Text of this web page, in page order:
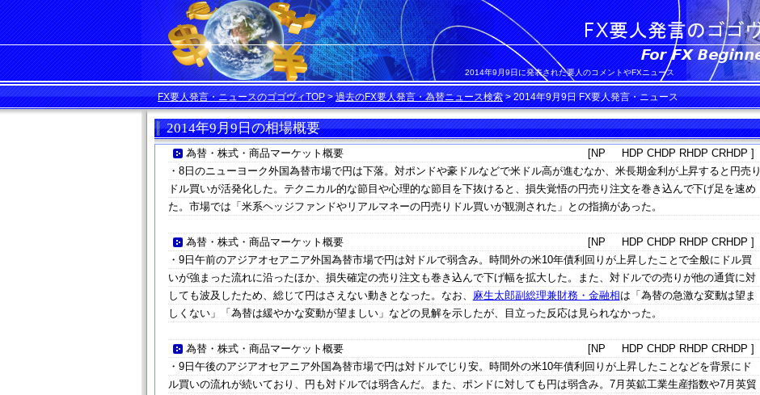
2014年9月9日に発表された要人のコメントやFXニュース
FX要人発言・ニュースのゴゴヴィTOP>過去のFX要人発言・為替ニュース検索>2014年9月9日 FX要人発言・ニュース
2014年9月9日の相場概要
為替・株式・商品マーケット概要
[NP HDP CHDP RHDP CRHDP ]
・8日のニューヨーク外国為替市場で円は下落。対ポンドや豪ドルなどで米ドル高が進むなか、米長期金利が上昇すると円売り
ドル買いが活発化した。テクニカル的な節目や心理的な節目を下抜けると、損失覚悟の円売り注文を巻き込んで下げ足を速め
た。市場では「米系ヘッジファンドやリアルマネーの円売りドル買いが観測された」との指摘があった。
為替・株式・商品マーケット概要
[NP HDP CHDP RHDP CRHDP ]
・9日午前のアジアオセアニア外国為替市場で円は対ドルで弱含み。時間外の米10年債利回りが上昇したことで全般にドル買
いが強まった流れに沿ったほか、損失確定の売り注文も巻き込んで下げ幅を拡大した。また、対ドルでの売りが他の通貨に対
しても波及したため、総じて円はさえない動きとなった。なお、 麻生太郎副総理兼財務・金融相は「為替の急激な変動は望ま
しくない」「為替は緩やかな変動が望ましい」などの見解を示したが、目立った反応は見られなかった。
為替・株式・商品マーケット概要
[NP HDP CHDP RHDP CRHDP ]
・9日午後のアジアオセアニア外国為替市場で円は対ドルでじり安。時間外の米10年債利回りが上昇したことなどを背景にド
ル買いの流れが続いており、円も対ドルでは弱含んだ。また、ポンドに対しても円は弱含み。7月英鉱工業生産指数や7月英貿